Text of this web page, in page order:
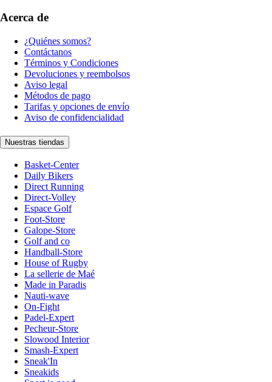
Acerca de
¿Quiénes somos?
Contáctanos
Términos y Condiciones
Devoluciones y reembolsos
Aviso legal
Métodos de pago
Tarifas y opciones de envío
Aviso de confidencialidad
Nuestras tiendas
Basket-Center
Daily Bikers
Direct Running
Direct-Volley
Espace Golf
Foot-Store
Galope-Store
Golf and co
Handball-Store
House of Rugby
La sellerie de Maé
Made in Paradis
Nauti-wave
On-Fight
Padel-Expert
Pecheur-Store
Slowood Interior
Smash-Expert
Sneak'In
Sneakids